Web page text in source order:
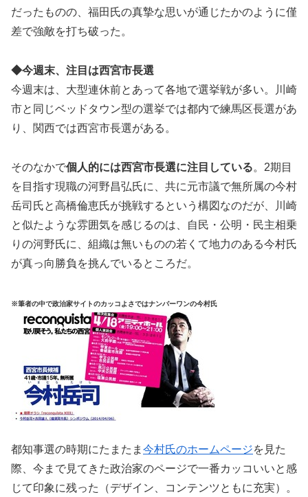
だったものの、福田氏の真摯な思いが通じたかのように僅
差で強敵を打ち破った。
◆今週末、注目は西宮市長選
今週末は、大型連休前とあって各地で選挙戦が多い。川崎
市と同じベッドタウン型の選挙では都内で練馬区長選があ
り、関西では西宮市長選がある。
そのなかで個人的には西宮市長選に注目している。2期目
を目指す現職の河野昌弘氏に、共に元市議で無所属の今村
岳司氏と高橋倫恵氏が挑戦するという構図なのだが、川崎
と似たような雰囲気を感じるのは、自民・公明・民主相乗
りの河野氏に、組織は無いものの若くて地力のある今村氏
が真っ向勝負を挑んでいるところだ。
※筆者の中で政治家サイトのカッコよさではナンバーワンの今村氏
都知事選の時期にたまたま 今村氏のホームページを見た
際、今まで見てきた政治家のページで一番カッコいいと感
じて印象に残った（デザイン、コンテンツともに充実）。